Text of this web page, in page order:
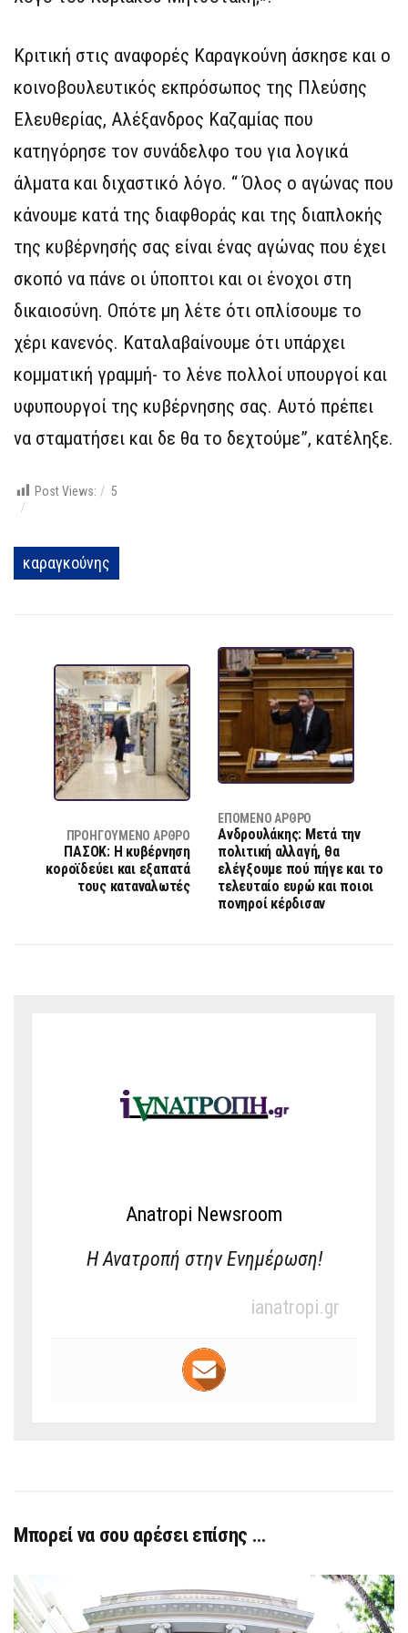
Κριτική στις αναφορές Καραγκούνη άσκησε και ο
κοινοβουλευτικός εκπρόσωπος της Πλεύσης
Ελευθερίας, Αλέξανδρος Καζαμίας που
κατηγόρησε τον συνάδελφο του για λογικά
άλματα και διχαστικό λόγο. “ Όλος ο αγώνας που
κάνουμε κατά της διαφθοράς και της διαπλοκής
της κυβέρνησής σας είναι ένας αγώνας που έχει
σκοπό να πάνε οι ύποπτοι και οι ένοχοι στη
δικαιοσύνη. Οπότε μη λέτε ότι οπλίσουμε το
χέρι κανενός. Καταλαβαίνουμε ότι υπάρχει
κομματική γραμμή- το λένε πολλοί υπουργοί και
υφυπουργοί της κυβέρνησης σας. Αυτό πρέπει
να σταματήσει και δε θα το δεχτούμε”, κατέληξε.
Post Views: 5
καραγκούνης
ΠΡΟΗΓΟΎΜΕΝΟ ΆΡΘΡΟ
ΠΑΣΟΚ: Η κυβέρνηση
κοροϊδεύει και εξαπατά
τους καταναλωτές
ΕΠΌΜΕΝΟ ΆΡΘΡΟ
Ανδρουλάκης: Μετά την
πολιτική αλλαγή, θα
ελέγξουμε πού πήγε και το
τελευταίο ευρώ και ποιοι
πονηροί κέρδισαν
Anatropi Newsroom
Η Ανατροπή στην Ενημέρωση!
ianatropi.gr
Μπορεί να σου αρέσει επίσης …